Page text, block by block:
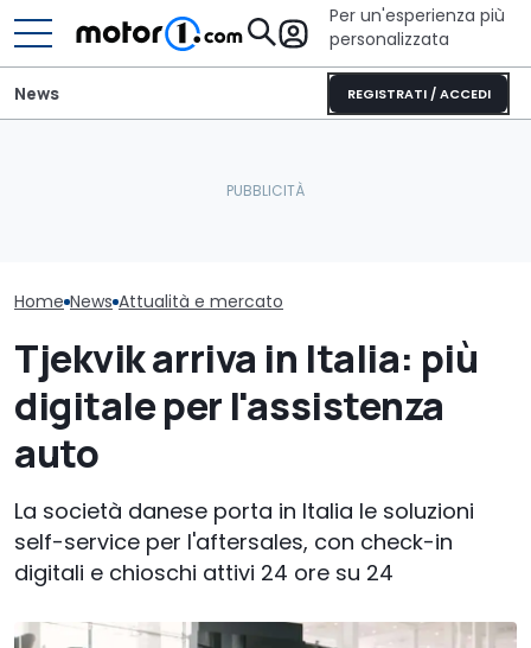
Per un'esperienza più
personalizzata
REGISTRATI / ACCEDI
News
Home News Attualità e mercato
Tjekvik arriva in Italia: più
digitale per l'assistenza
auto
La società danese porta in Italia le soluzioni
self-service per l'aftersales, con check-in
digitali e chioschi attivi 24 ore su 24